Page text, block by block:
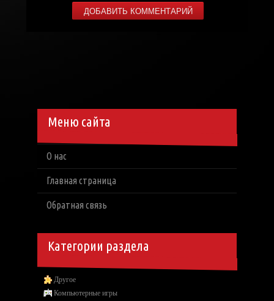
Меню сайта
О нас
Главная страница
Обратная связь
Категории раздела
Другое
Компьютерные игры